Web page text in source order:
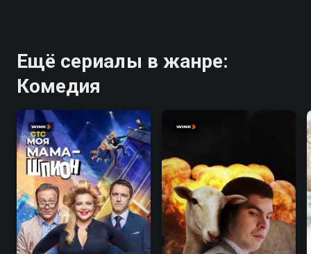
Ещё сериалы в жанре:
Комедия